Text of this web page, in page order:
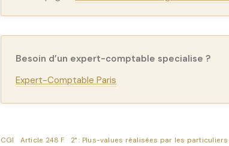
Besoin d’un expert-comptable specialise ?
Expert-Comptable Paris
CGI Article 248 F 2° : Plus-values réalisées par les particuliers